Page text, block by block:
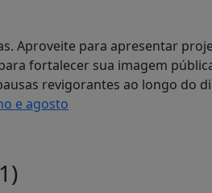
Aproveite para apresentar
fortalecer sua imagem
revigorantes ao longo do
e agosto